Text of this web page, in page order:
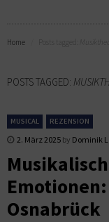
Home
POSTS TAGGED:
MUSICAL REZENSION
2. März 2025 by Dominik
Osnabrück